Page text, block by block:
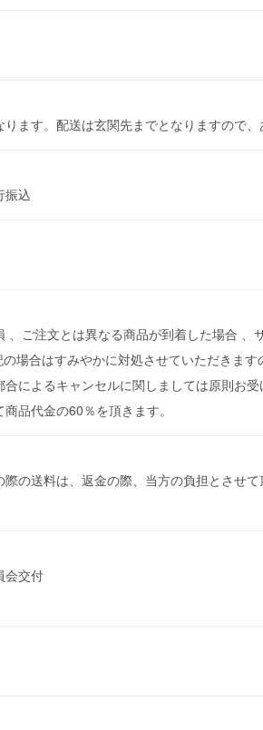
ます。配送は玄関先までとなりますので、
振込
、ご注文とは異なる商品が到着した場合
場合はすみやかに対処させていただきま
によるキャンセルに関しましては原則お
品代金の60％を頂きます。
の送料は、返金の際、当方の負担とさせ
交付